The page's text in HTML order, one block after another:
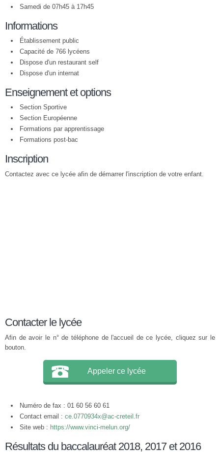
Samedi de 07h45 à 17h45
Informations
Établissement public
Capacité de 766 lycéens
Dispose d'un restaurant self
Dispose d'un internat
Enseignement et options
Section Sportive
Section Européenne
Formations par apprentissage
Formations post-bac
Inscription
Contactez avec ce lycée afin de démarrer l'inscription de votre enfant.
Contacter le lycée
Afin de avoir le n° de téléphone de l'accueil de ce lycée, cliquez sur le
bouton.
Appeler ce lycée
Numéro de fax : 01 60 56 60 61
Contact email : ce.0770934x@ac-creteil.fr
Site web : https://www.vinci-melun.org/
Résultats du baccalauréat 2018, 2017 et 2016